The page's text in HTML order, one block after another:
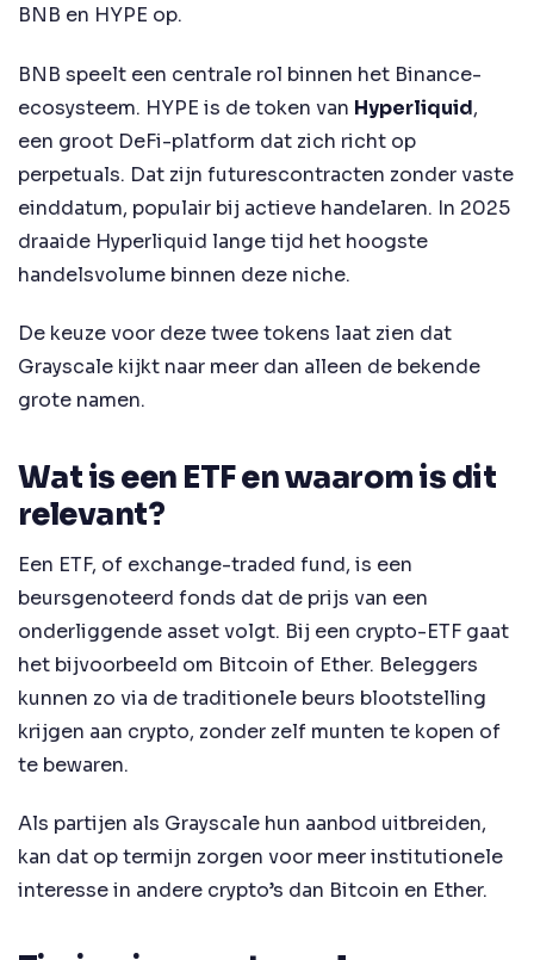
BNB en HYPE op.
BNB speelt een centrale rol binnen het Binance-
ecosysteem. HYPE is de token van Hyperliquid,
een groot DeFi-platform dat zich richt op
perpetuals. Dat zijn futurescontracten zonder vaste
einddatum, populair bij actieve handelaren. In 2025
draaide Hyperliquid lange tijd het hoogste
handelsvolume binnen deze niche.
De keuze voor deze twee tokens laat zien dat
Grayscale kijkt naar meer dan alleen de bekende
grote namen.
Wat is een ETF en waarom is dit
relevant?
Een ETF, of exchange-traded fund, is een
beursgenoteerd fonds dat de prijs van een
onderliggende asset volgt. Bij een crypto-ETF gaat
het bijvoorbeeld om Bitcoin of Ether. Beleggers
kunnen zo via de traditionele beurs blootstelling
krijgen aan crypto, zonder zelf munten te kopen of
te bewaren.
Als partijen als Grayscale hun aanbod uitbreiden,
kan dat op termijn zorgen voor meer institutionele
interesse in andere crypto’s dan Bitcoin en Ether.